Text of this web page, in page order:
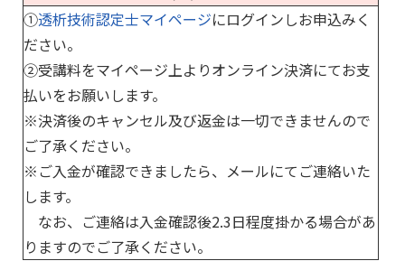
①透析技術認定士マイページにログインしお申込みく
ださい。
②受講料をマイページ上よりオンライン決済にてお支
払いをお願いします。
※決済後のキャンセル及び返金は一切できませんので
ご了承ください。
※ご入金が確認できましたら、メールにてご連絡いた
します。
なお、ご連絡は入金確認後2.3日程度掛かる場合があ
りますのでご了承ください。